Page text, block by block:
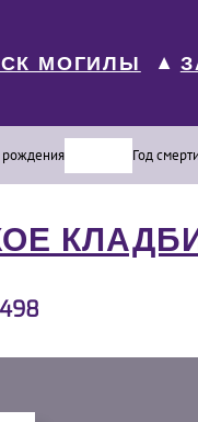
МОГИЛЫ ▼
рождения Год смерти